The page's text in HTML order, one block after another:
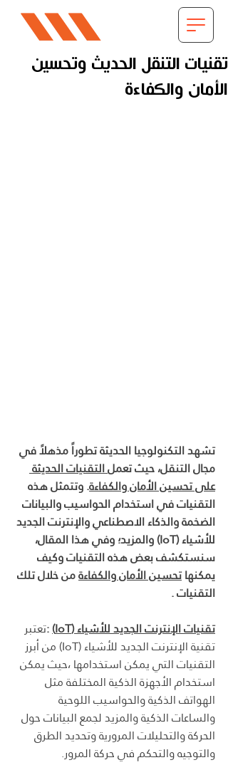
تقنيات التنقل الحديث وتحسين
الأمان والكفاءة
تشهد التكنولوجيا الحديثة تطوراً مذهلاً في
مجال التنقل، حيث تعمل التقنيات الحديثة
على تحسين الأمان والكفاءة. وتتمثل هذه
التقنيات في استخدام الحواسيب والبيانات
الضخمة والذكاء الاصطناعي والإنترنت الجديد
للأشياء (IoT) والمزيد؛ وفي هذا المقال،
سنستكشف بعض هذه التقنيات وكيف
يمكنها تحسين الأمان والكفاءة من خلال تلك
التقنيات .
تقنيات الإنترنت الجديد للأشياء (IoT)
:تعتبر
تقنية الإنترنت الجديد للأشياء (IoT) من أبرز
التقنيات التي يمكن استخدامها ،حيث يمكن
استخدام الأجهزة الذكية المختلفة مثل
الهواتف الذكية والحواسيب اللوحية
والساعات الذكية والمزيد لجمع البيانات حول
الحركة والتحليلات المرورية وتحديد الطرق
والتوجيه والتحكم في حركة المرور.